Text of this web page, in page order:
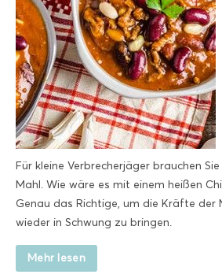
Für kleine Verbrecherjäger brauchen
Mahl. Wie wäre es mit einem heißen
Genau das Richtige, um die Kräfte der
wieder in Schwung zu bringen.
Mehr lesen